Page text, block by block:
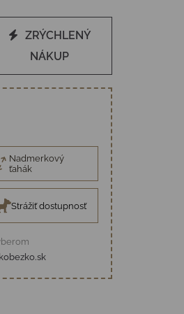
ZRÝCHLENÝ
NÁKUP
Nadmerkový
ťahák
Strážiť dostupnosť